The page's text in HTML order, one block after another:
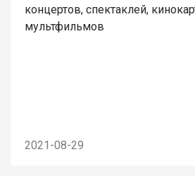
концертов, спектаклей,
мультфильмов
2021-08-29